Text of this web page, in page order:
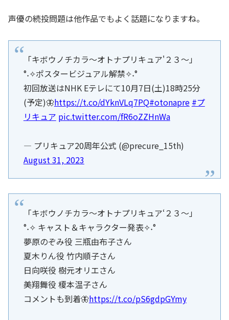
声優の続投問題は他作品でもよく話題になりますね。
「キボウノチカラ～オトナプリキュア'２３～」
°˖✧ポスタービジュアル解禁✧˖°
初回放送はNHK Eテレにて10月7日(土)18時25分
(予定)🦋https://t.co/dYknVLq7PQ#otonapre #プ
リキュア pic.twitter.com/fR6oZZHnWa
— プリキュア20周年公式 (@precure_15th)
August 31, 2023
「キボウノチカラ～オトナプリキュア‘２３～」
°˖✧ キャスト＆キャラクター発表✧˖°
夢原のぞみ役 三瓶由布子さん
夏木りん役 竹内順子さん
日向咲役 樹元オリエさん
美翔舞役 榎本温子さん
コメントも到着🦋https://t.co/pS6gdpGYmy